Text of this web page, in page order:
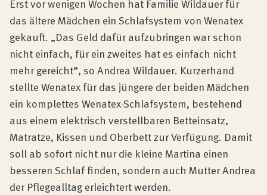
Erst vor wenigen Wochen hat Familie Wildauer für
das ältere Mädchen ein Schlafsystem von Wenatex
gekauft. „Das Geld dafür aufzubringen war schon
nicht einfach, für ein zweites hat es einfach nicht
mehr gereicht“, so Andrea Wildauer. Kurzerhand
stellte Wenatex für das jüngere der beiden Mädchen
ein komplettes Wenatex-Schlafsystem, bestehend
aus einem elektrisch verstellbaren Betteinsatz,
Matratze, Kissen und Oberbett zur Verfügung. Damit
soll ab sofort nicht nur die kleine Martina einen
besseren Schlaf finden, sondern auch Mutter Andrea
der Pflegealltag erleichtert werden.